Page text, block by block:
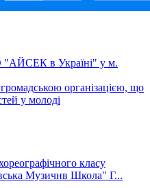
"АЙСЕК в Україні" у м.
організацією, що
у молоді
класу
Музичнв Школа" Г...